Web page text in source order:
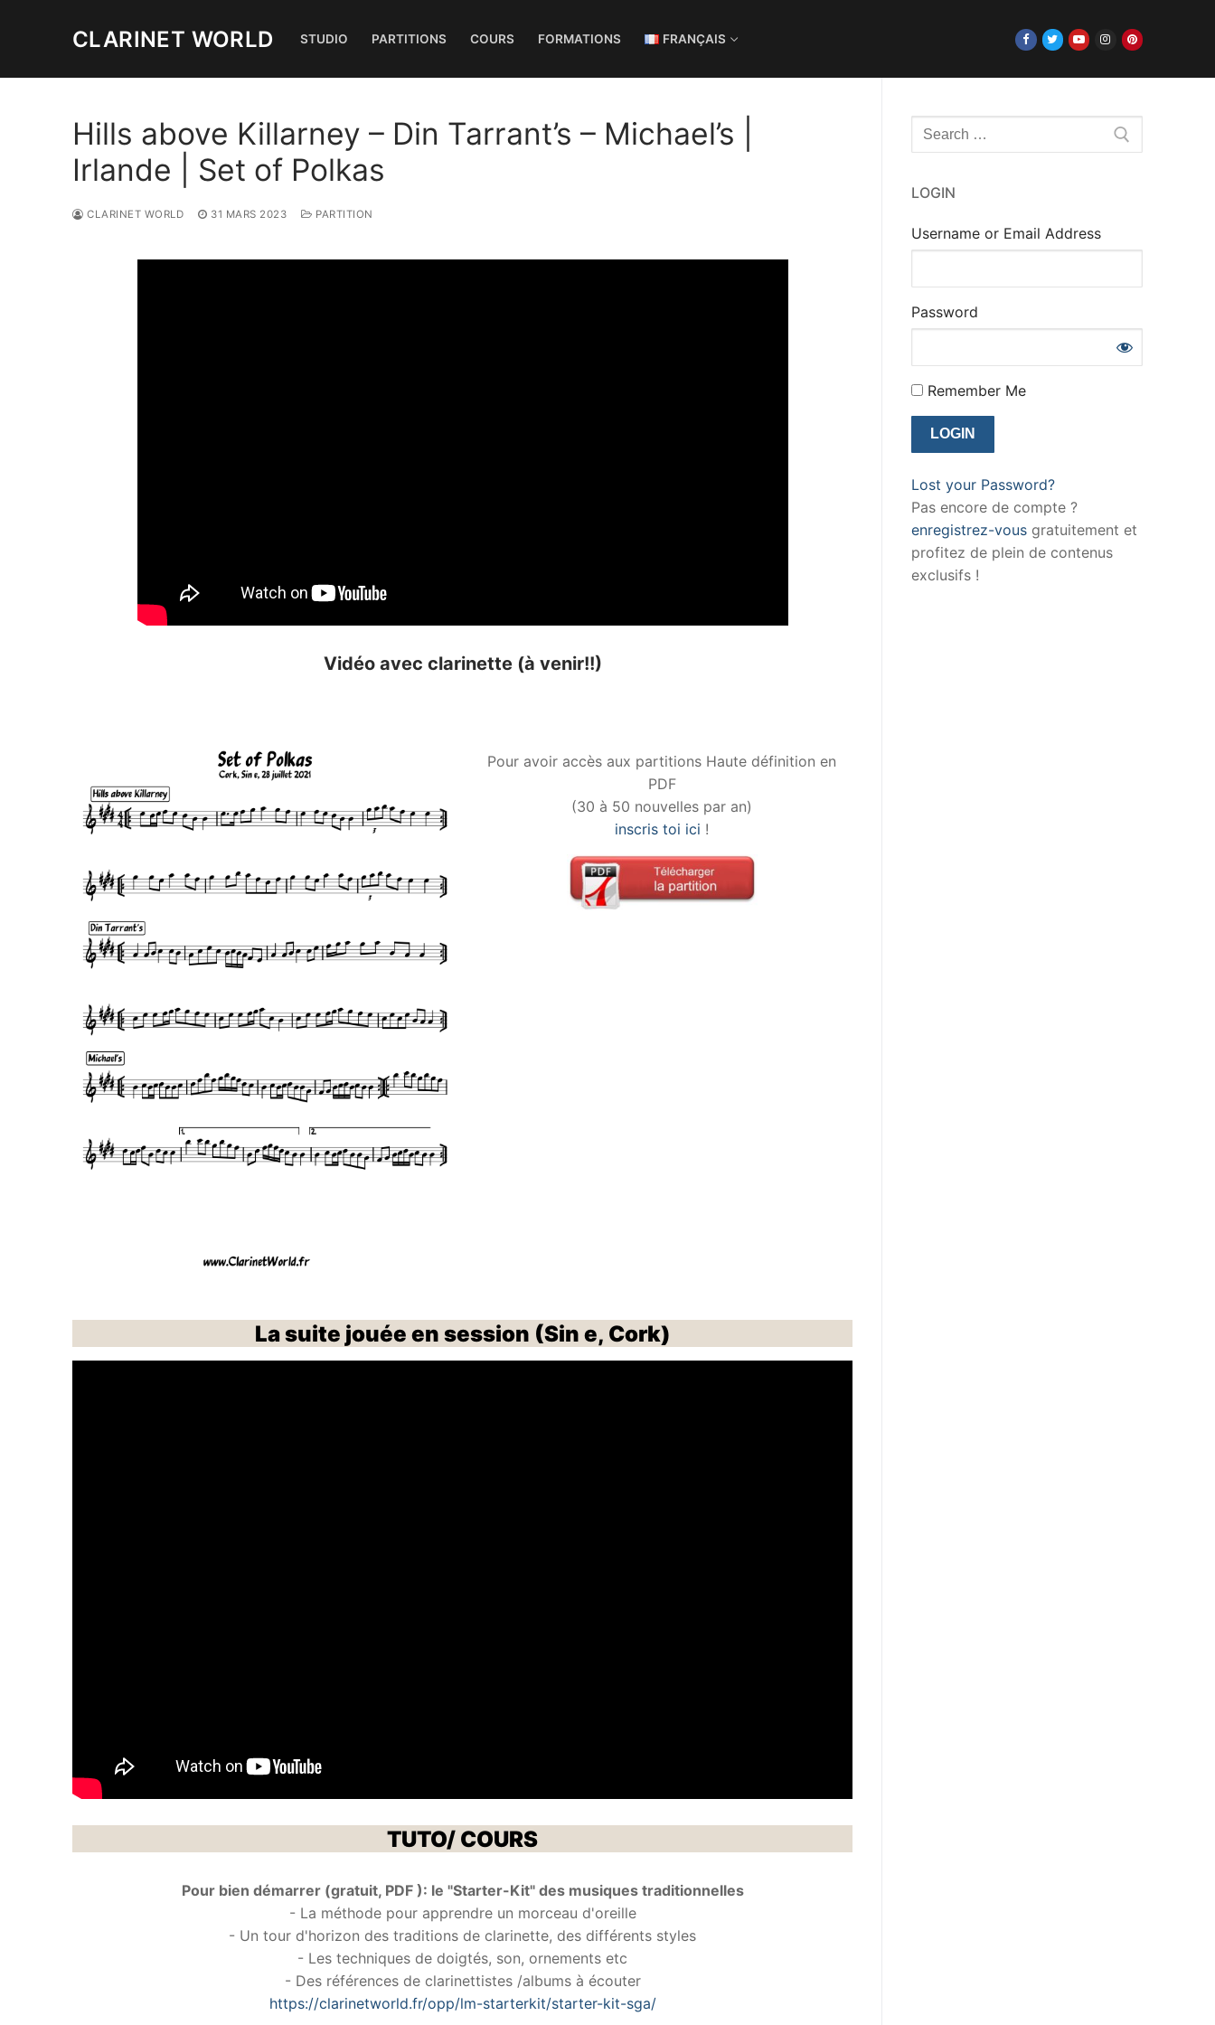
CLARINET WORLD STUDIO PARTITIONS COURS FORMATIONS FRANÇAIS
Hills above Killarney – Din Tarrant’s – Michael’s |
Irlande | Set of Polkas
CLARINET WORLD 31 MARS 2023 PARTITION
Vidéo avec clarinette (à venir!!)
Pour avoir accès aux partitions Haute définition en
PDF
(30 à 50 nouvelles par an)
inscris toi ici !
La suite jouée en session (Sin e, Cork)
TUTO/ COURS
Pour bien démarrer (gratuit, PDF ): le "Starter-Kit" des musiques traditionnelles
- La méthode pour apprendre un morceau d'oreille
- Un tour d'horizon des traditions de clarinette, des différents styles
- Les techniques de doigtés, son, ornements etc
- Des références de clarinettistes /albums à écouter
https://clarinetworld.fr/opp/lm-starterkit/starter-kit-sga/
Rechercher
:
LOGIN
Username or Email Address
Password
Remember Me
Lost your Password?
Pas encore de compte ?
enregistrez-vous gratuitement et
profitez de plein de contenus
exclusifs !